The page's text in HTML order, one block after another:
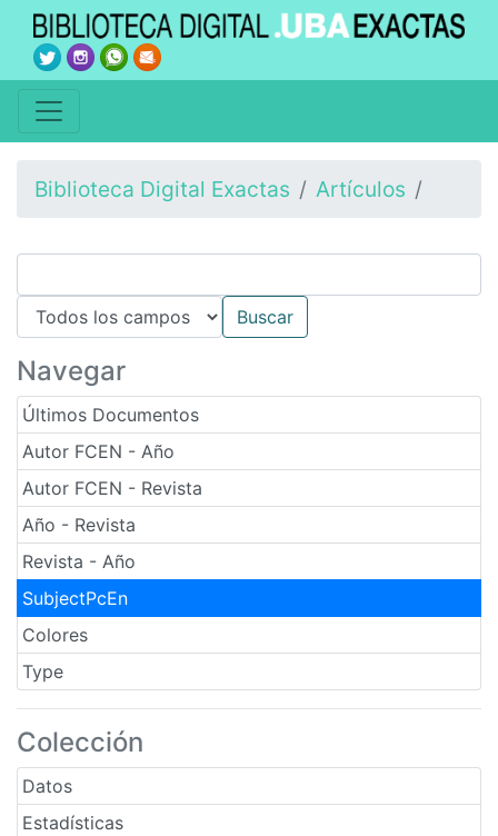
Biblioteca Digital Exactas Artículos
Navegar
Últimos Documentos
Autor FCEN - Año
Autor FCEN - Revista
Año - Revista
Revista - Año
SubjectPcEn
Colores
Type
Colección
Datos
Estadísticas